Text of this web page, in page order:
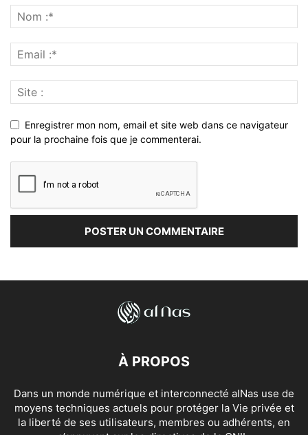
Enregistrer mon nom, email et site web dans ce navigateur
pour la prochaine fois que je commenterai.
À PROPOS
Dans un monde numérique et interconnecté alNas use de
moyens techniques actuels pour protéger la Vie privée et
la liberté de ses utilisateurs, membres ou adhérents, en